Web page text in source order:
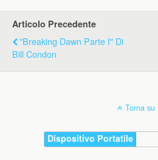
Articolo Precedente
"Breaking Dawn Parte I" Di
Bill Condon
Torna su
Dispositivo Portatile